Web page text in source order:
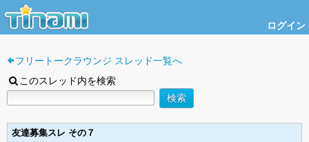
ログイン
フリートークラウンジ スレッド一覧へ
このスレッド内を検索
友達募集スレ その７